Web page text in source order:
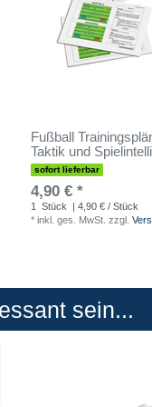
Fußball
Taktik und
sofort lieferbar
4,90 € *
1 Stück
| 4,90 € / Stück
* inkl. ges. MwSt. zzgl.
sein...